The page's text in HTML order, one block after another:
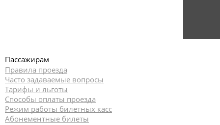
Пассажирам
Правила проезда
Часто задаваемые вопросы
Тарифы и льготы
Способы оплаты проезда
Режим работы билетных касс
Абонементные билеты